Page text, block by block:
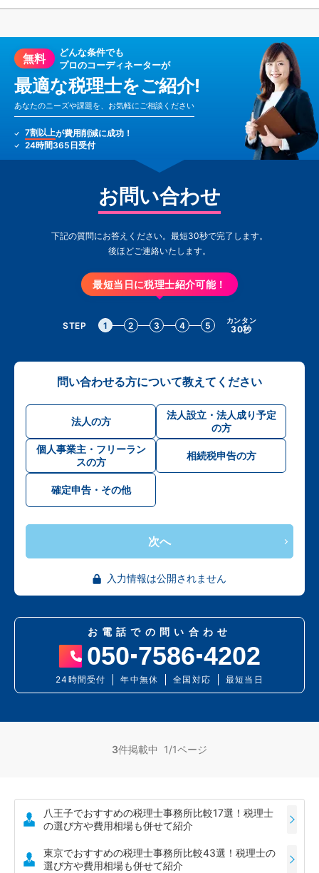
無料
どんな条件でも
プロのコーディネーターが
最適な税理士をご紹介!
あなたのニーズや課題を、お気軽にご相談ください
7割以上が費用削減に成功！
24時間365日受付
お問い合わせ
下記の質問にお答えください。最短30秒で完了します。
後ほどご連絡いたします。
最短当日に税理士紹介可能！
STEP 1 2 3 4 5 カンタン
30秒
問い合わせる方について教えてください
法人の方
法人設立・法人成り予定
の方
個人事業主・フリーラン
スの方
相続税申告の方
確定申告・その他
次へ
入力情報は公開されません
お電話での問い合わせ
050 7586 4202
24時間受付 年中無休 全国対応 最短当日
3件掲載中 1/1ページ
八王子でおすすめの税理士事務所比較17選！税理士
の選び方や費用相場も併せて紹介
東京でおすすめの税理士事務所比較43選！税理士の
選び方や費用相場も併せて紹介